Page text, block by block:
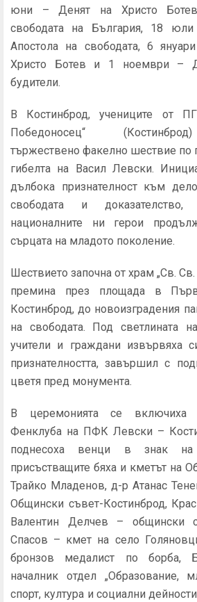
юни – Денят на Христо
свободата на България, 18
Апостола на свободата, 6
Христо Ботев и 1 ноември –
будители.
В Костинброд, учениците от
Победоносец“
тържествено факелно шествие по
гибелта на Васил Левски.
дълбока признателност към
свободата и
националните ни герои
сърцата на младото поколение.
Шествието започна от храм „Св.
премина през площада в
Костинброд, до новоизградения
на свободата. Под светлината
учители и граждани извървяха
признателността, завършил с
цветя пред монумента.
В церемонията се включиха
Фенклуба на ПФК Левски –
поднесоха венци в знак
присъстващите бяха и кметът на
Трайко Младенов, д-р Атанас
Общински съвет-Костинброд,
Валентин Делчев – общински
Спасов – кмет на село
бронзов медалист по борба,
началник отдел „Образование,
спорт, култура и социални